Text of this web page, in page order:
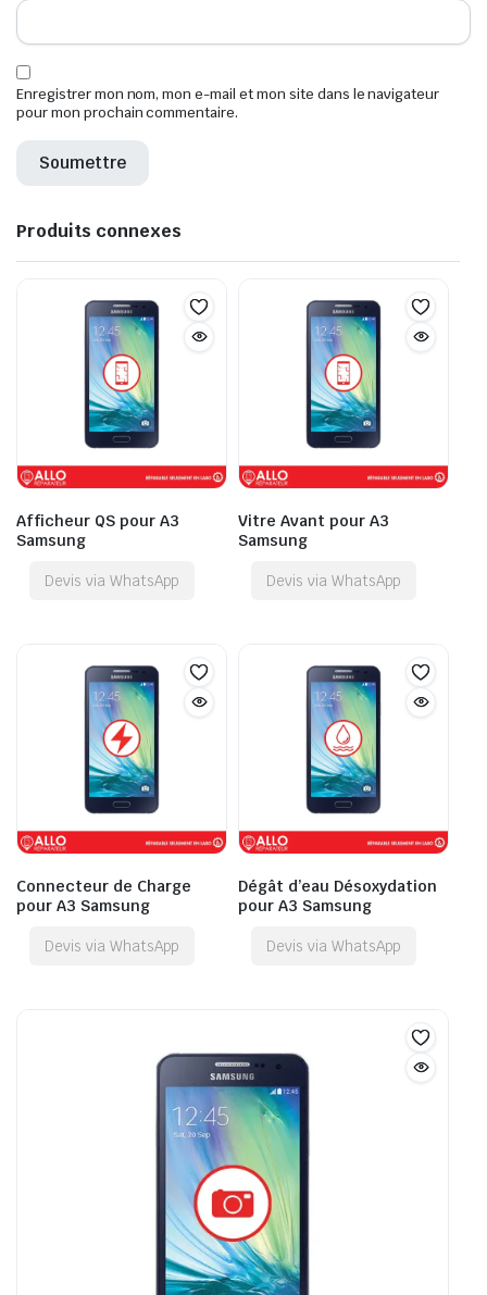
Enregistrer mon nom, mon e-mail et mon site dans le navigateur
pour mon prochain commentaire.
Produits connexes
Afficheur QS pour A3
Samsung
Devis via WhatsApp
Vitre Avant pour A3
Samsung
Devis via WhatsApp
Connecteur de Charge
pour A3 Samsung
Devis via WhatsApp
Dégât d’eau Désoxydation
pour A3 Samsung
Devis via WhatsApp